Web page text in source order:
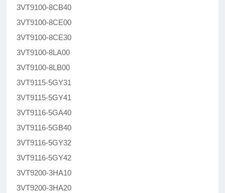
3VT9100-8CB40
3VT9100-8CE00
3VT9100-8CE30
3VT9100-8LA00
3VT9100-8LB00
3VT9115-5GY31
3VT9115-5GY41
3VT9116-5GA40
3VT9116-5GB40
3VT9116-5GY32
3VT9116-5GY42
3VT9200-3HA10
3VT9200-3HA20